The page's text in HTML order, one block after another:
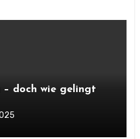
– doch wie gelingt